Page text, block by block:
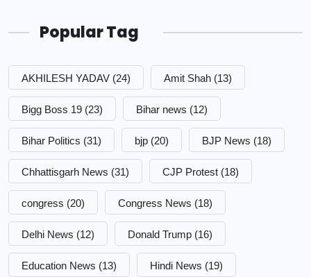
Popular Tag
AKHILESH YADAV (24) Amit Shah (13)
Bigg Boss 19 (23) Bihar news (12)
Bihar Politics (31) bjp (20) BJP News (18)
Chhattisgarh News (31) CJP Protest (18)
congress (20) Congress News (18)
Delhi News (12) Donald Trump (16)
Education News (13) Hindi News (19)